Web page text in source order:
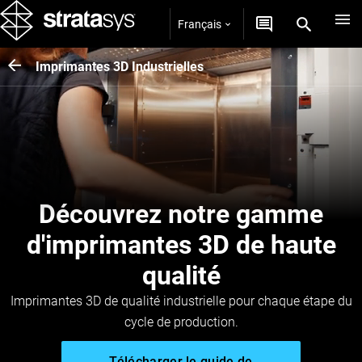
Français
Imprimantes 3D Industrielles
Découvrez notre gamme
d'imprimantes 3D de haute
qualité
Imprimantes 3D de qualité industrielle pour chaque étape du
cycle de production.